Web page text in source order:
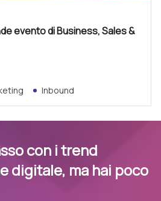
evento di Business, Sales &
Inbound
con i trend
digitale, ma hai poco